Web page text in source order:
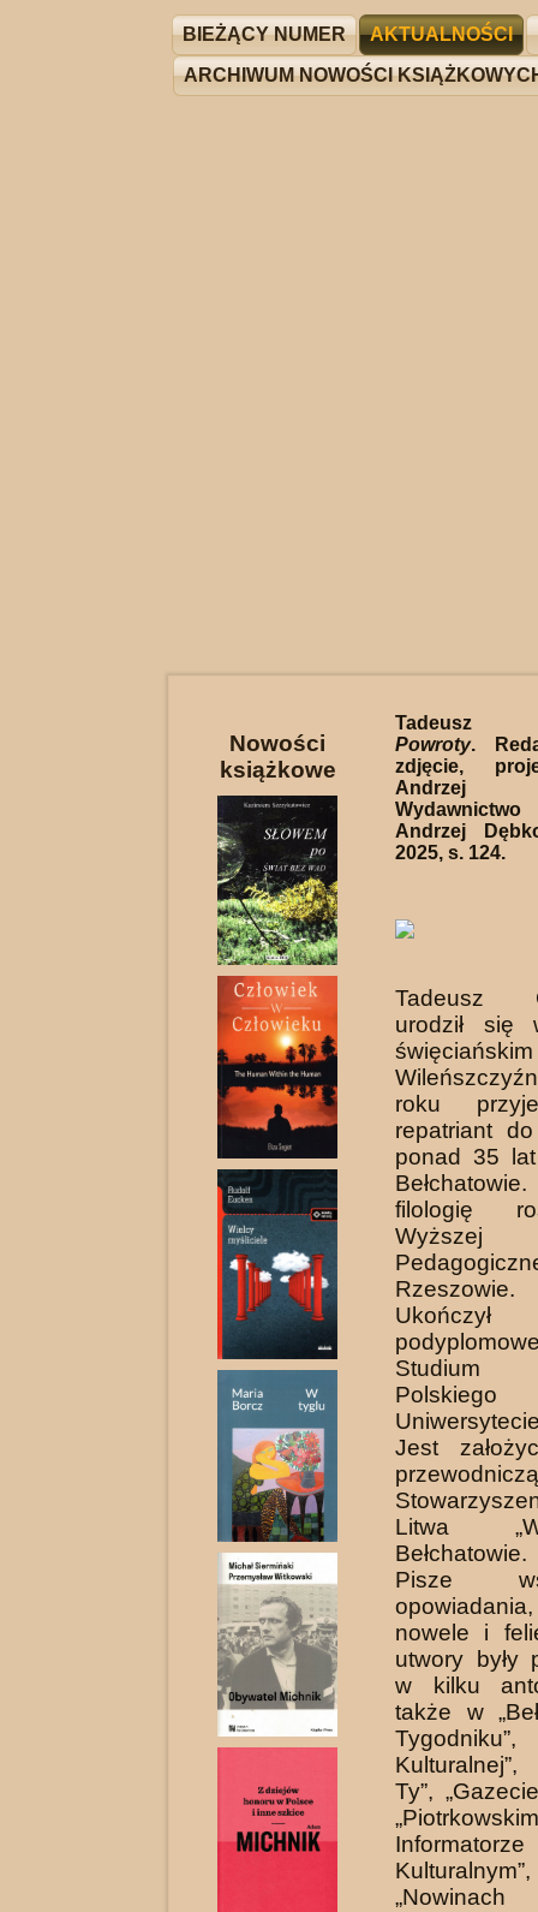
BIEŻĄCY NUMER AKTUALNOŚCI
ARCHIWUM NOWOŚCI
Nowości
książkowe
Tadeusz
Powroty.
zdjęcie,
Andrzej
Andrzej
2025, s. 124.
Tadeusz
urodził się
roku
repatriant
ponad 35
filologię
Rzeszowie.
Jest
Litwa
Bełchatowie.
Pisze
nowele i
utwory były
w kilku
także w
Ty”,
„Piotrkowskim
Informatorze
„Nowinach